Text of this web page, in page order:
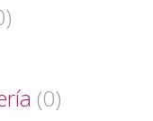
(0)